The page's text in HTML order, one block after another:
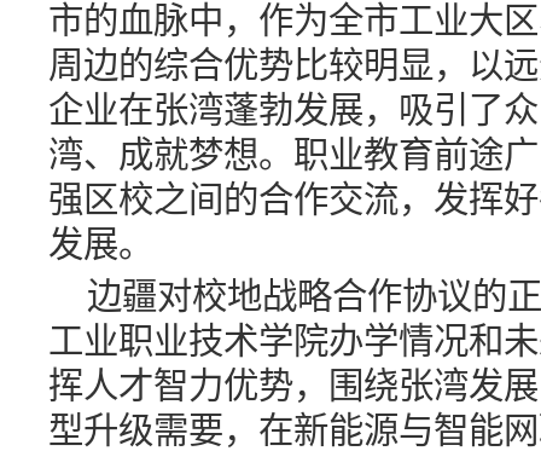
市的血脉中，作为全市工业大
周边的综合优势比较明显，以
企业在张湾蓬勃发展，吸引了
湾、成就梦想。职业教育前途
强区校之间的合作交流，发挥
发展。
边疆对校地战略合作协议的
工业职业技术学院办学情况和
挥人才智力优势，围绕张湾发
型升级需要，在新能源与智能